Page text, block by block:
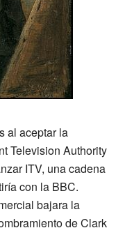
al aceptar la
Television Authority
ITV, una cadena
con la BBC.
bajara la
de Clark